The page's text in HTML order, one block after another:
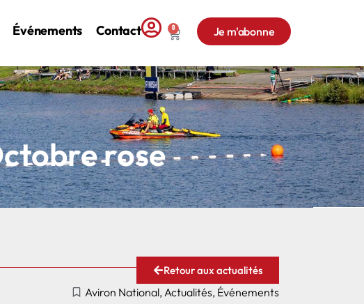
Événements Contact 0 Je m'abonne
rose
Retour aux actualités
Aviron National, Actualités, Événements